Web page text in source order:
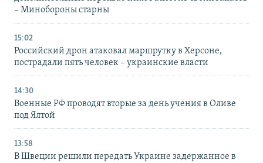
– Минобороны старны
15:02
Российский дрон атаковал маршрутку в Херсоне,
пострадали пять человек – украинские власти
14:30
Военные РФ проводят вторые за день учения в Оливе
под Ялтой
13:58
В Швеции решили передать Украине задержанное в